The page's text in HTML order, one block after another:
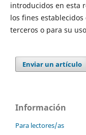
introducidos en esta
los fines
terceros o para su
Enviar un artículo
Información
Para lectores/as